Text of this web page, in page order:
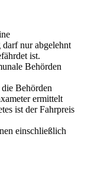
nur abgelehnt
ist.
Behörden
Behörden
ermittelt
ist der Fahrpreis
einschließlich